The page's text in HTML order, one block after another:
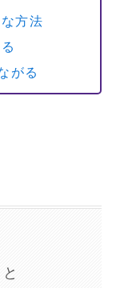
方法
がる